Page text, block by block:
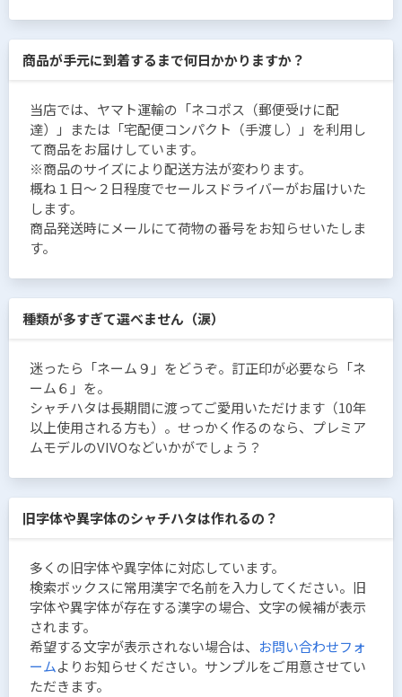
商品が手元に到着するまで何日かかりますか？
当店では、ヤマト運輸の「ネコポス（郵便受けに配
達）」または「宅配便コンパクト（手渡し）」を利用し
て商品をお届けしています。
※商品のサイズにより配送方法が変わります。
概ね１日〜２日程度でセールスドライバーがお届けいた
します。
商品発送時にメールにて荷物の番号をお知らせいたしま
す。
種類が多すぎて選べません（涙）
迷ったら「ネーム９」をどうぞ。訂正印が必要なら「ネ
ーム６」を。
シャチハタは長期間に渡ってご愛用いただけます（10年
以上使用される方も）。せっかく作るのなら、プレミア
ムモデルのVIVOなどいかがでしょう？
旧字体や異字体のシャチハタは作れるの？
多くの旧字体や異字体に対応しています。
検索ボックスに常用漢字で名前を入力してください。旧
字体や異字体が存在する漢字の場合、文字の候補が表示
されます。
希望する文字が表示されない場合は、 お問い合わせフォ
ームよりお知らせください。サンプルをご用意させてい
ただきます。